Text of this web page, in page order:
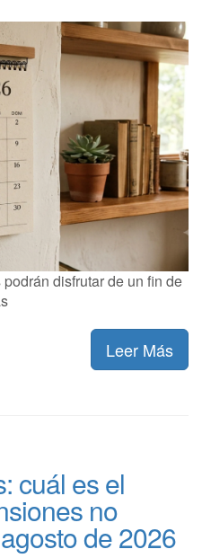
disfrutar de un fin de
Leer Más
cuál es el
no
de 2026